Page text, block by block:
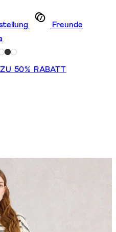
Freunde
50% RABATT